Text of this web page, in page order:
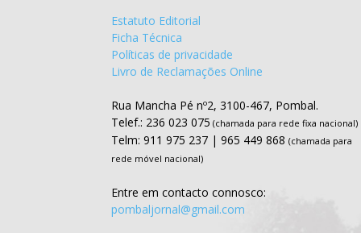
Estatuto Editorial
Ficha Técnica
Políticas de privacidade
Livro de Reclamações Online
Rua Mancha Pé nº2, 3100-467, Pombal.
Telef.: 236 023 075 (chamada para rede fixa nacional)
Telm: 911 975 237 | 965 449 868 (chamada para
rede móvel nacional)
Entre em contacto connosco:
pombaljornal@gmail.com